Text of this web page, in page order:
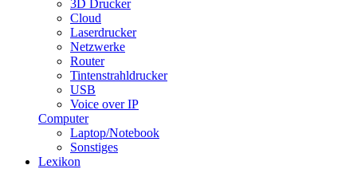
3D Drucker
Cloud
Laserdrucker
Netzwerke
Router
Tintenstrahldrucker
USB
Voice over IP
Computer
Laptop/Notebook
Sonstiges
Lexikon